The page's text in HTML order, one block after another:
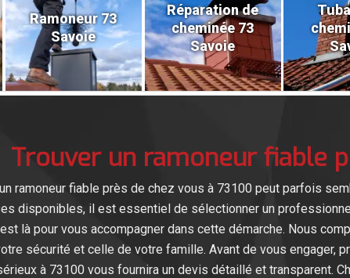
Ramoneur 73
Savoie
Réparation de
cheminée 73
Savoie
Trouver un ramoneur fiable
ramoneur fiable près de chez vous à 73100 peut parfois
disponibles, il est essentiel de sélectionner un
là pour vous accompagner dans cette démarche. Nous
sécurité et celle de votre famille. Avant de vous engager,
à 73100 vous fournira un devis détaillé et transparent.